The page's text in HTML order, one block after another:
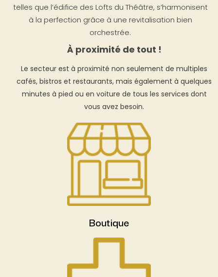
telles que l’édifice des Lofts du Théâtre, s’harmonisent
à la perfection grâce à une revitalisation bien
orchestrée.
À proximité de tout !
Le secteur est à proximité non seulement de multiples
cafés, bistros et restaurants, mais également à quelques
minutes à pied ou en voiture de tous les services dont
vous avez besoin.
Boutique